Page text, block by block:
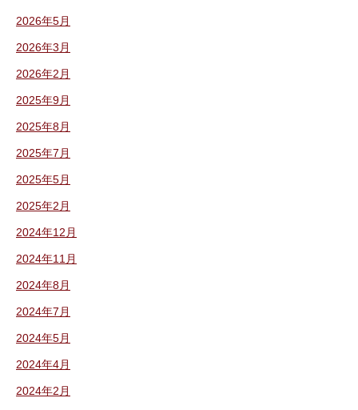
2026年5月
2026年3月
2026年2月
2025年9月
2025年8月
2025年7月
2025年5月
2025年2月
2024年12月
2024年11月
2024年8月
2024年7月
2024年5月
2024年4月
2024年2月